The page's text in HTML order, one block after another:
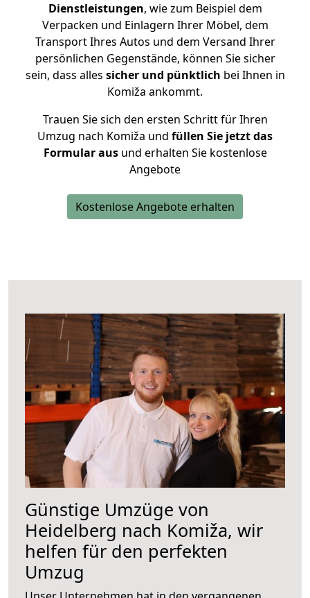
Dienstleistungen, wie zum Beispiel dem
Verpacken und Einlagern Ihrer Möbel, dem
Transport Ihres Autos und dem Versand Ihrer
persönlichen Gegenstände, können Sie sicher
sein, dass alles sicher und pünktlich bei Ihnen in
Komiža ankommt.
Trauen Sie sich den ersten Schritt für Ihren
Umzug nach Komiža und füllen Sie jetzt das
Formular ausund erhalten Sie kostenlose
Angebote
Kostenlose Angebote erhalten
Günstige Umzüge von
Heidelberg nach Komiža, wir
helfen für den perfekten
Umzug